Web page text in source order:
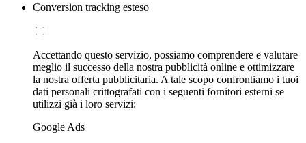
Conversion tracking esteso
Accettando questo servizio, possiamo comprendere e valutare
meglio il successo della nostra pubblicità online e ottimizzare
la nostra offerta pubblicitaria. A tale scopo confrontiamo i tuoi
dati personali crittografati con i seguenti fornitori esterni se
utilizzi già i loro servizi:
Google Ads